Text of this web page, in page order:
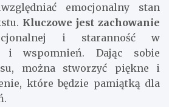
emocjonalny stan
Kluczowe jest zachowanie
i staranność w
i wspomnień. Dając sobie
można stworzyć piękne i
które będzie pamiątką dla